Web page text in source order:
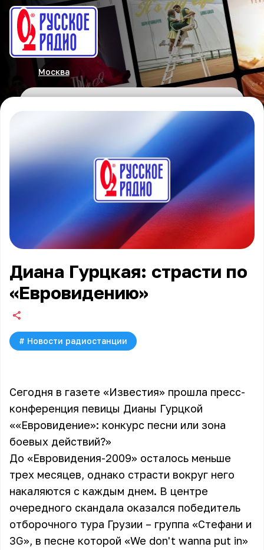
Москва
Диана Гурцкая: страсти по
«Евровидению»
# Новости радиостанции
Сегодня в газете «Известия» прошла пресс-
конференция певицы Дианы Гурцкой
««Евровидение»: конкурс песни или зона
боевых действий?»
До «Евровидения-2009» осталось меньше
трех месяцев, однако страсти вокруг него
накаляются с каждым днем. В центре
очередного скандала оказался победитель
отборочного тура Грузии – группа «Стефани и
3G», в песне которой «We don't wanna put in»